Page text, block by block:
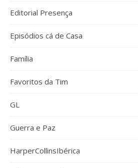
Editorial Presença
Episódios cá de Casa
Família
Favoritos da Tim
GL
Guerra e Paz
HarperCollinsIbérica